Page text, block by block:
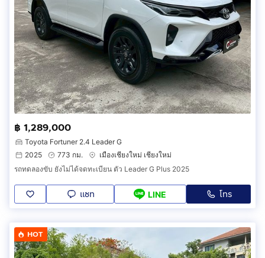
฿ 1,289,000
Toyota Fortuner 2.4 Leader G
2025
773 กม.
เมืองเชียงใหม่ เชียงใหม่
รถทดลองขับ ยังไม่ได้จดทะเบียน ตัว Leader G Plus 2025
แชท LINE โทร
HOT